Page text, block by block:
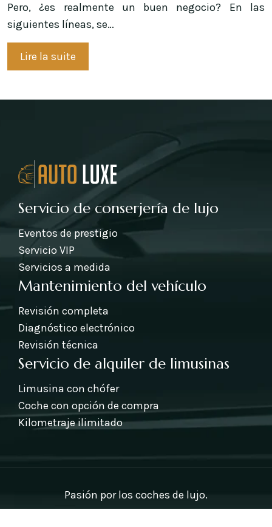
Pero, ¿es realmente un buen negocio? En las
siguientes líneas, se…
Lire la suite
Servicio de conserjería de lujo
Eventos de prestigio
Servicio VIP
Servicios a medida
Mantenimiento del vehículo
Revisión completa
Diagnóstico electrónico
Revisión técnica
Servicio de alquiler de limusinas
Limusina con chófer
Coche con opción de compra
Kilometraje ilimitado
Pasión por los coches de lujo.